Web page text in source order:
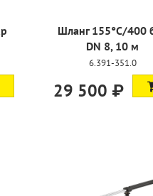
Шланг 155°C/400
DN 8, 10 м
6.391-351.0
29 500 ₽